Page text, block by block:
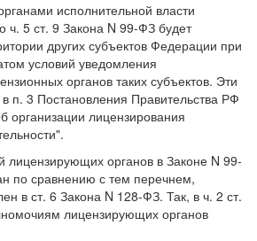
исполнительной власти
ч. 5 ст. 9 Закона N 99-ФЗ будет
других субъектов Федерации при
условий уведомления
органов таких субъектов. Эти
п. 3 Постановления Правительства РФ
организации лицензирования
лицензирующих органов в Законе N 99-
по сравнению с тем перечнем,
в ст. 6 Закона N 128-ФЗ. Так, в ч. 2 ст.
лицензирующих органов